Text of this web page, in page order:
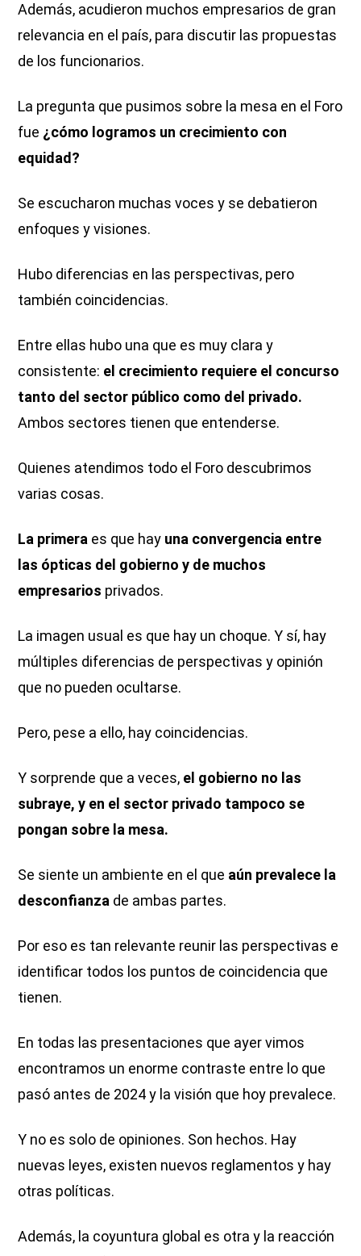
Además, acudieron muchos empresarios de gran
relevancia en el país, para discutir las propuestas
de los funcionarios.
La pregunta que pusimos sobre la mesa en el Foro
fue ¿cómo logramos un crecimiento con
equidad?
Se escucharon muchas voces y se debatieron
enfoques y visiones.
Hubo diferencias en las perspectivas, pero
también coincidencias.
Entre ellas hubo una que es muy clara y
consistente: el crecimiento requiere el concurso
tanto del sector público como del privado.
Ambos sectores tienen que entenderse.
Quienes atendimos todo el Foro descubrimos
varias cosas.
La primera es que hay una convergencia entre
las ópticas del gobierno y de muchos
empresarios privados.
La imagen usual es que hay un choque. Y sí, hay
múltiples diferencias de perspectivas y opinión
que no pueden ocultarse.
Pero, pese a ello, hay coincidencias.
Y sorprende que a veces, el gobierno no las
subraye, y en el sector privado tampoco se
pongan sobre la mesa.
Se siente un ambiente en el que aún prevalece la
desconfianza de ambas partes.
Por eso es tan relevante reunir las perspectivas e
identificar todos los puntos de coincidencia que
tienen.
En todas las presentaciones que ayer vimos
encontramos un enorme contraste entre lo que
pasó antes de 2024 y la visión que hoy prevalece.
Y no es solo de opiniones. Son hechos. Hay
nuevas leyes, existen nuevos reglamentos y hay
otras políticas.
Además, la coyuntura global es otra y la reacción